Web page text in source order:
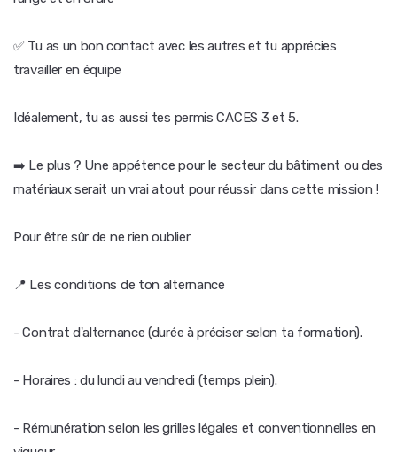
✅ Tu as un bon contact avec les autres et tu apprécies
travailler en équipe
Idéalement, tu as aussi tes permis CACES 3 et 5.
➡️ Le plus ? Une appétence pour le secteur du bâtiment ou des
matériaux serait un vrai atout pour réussir dans cette mission !
Pour être sûr de ne rien oublier
📍 Les conditions de ton alternance
- Contrat d'alternance (durée à préciser selon ta formation).
- Horaires : du lundi au vendredi (temps plein).
- Rémunération selon les grilles légales et conventionnelles en